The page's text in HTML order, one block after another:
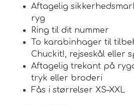
Aftagelig
ryg
Ring til dit nummer
To karabinhager til
Chuckit!, rejseskål eller
Aftagelig trekant på
tryk eller broderi
Fås i størrelser XS–XXL